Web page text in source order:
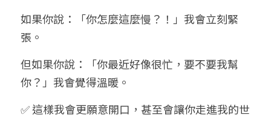
如果你說：「你怎麼這麼慢？！」我會立刻緊
張。
但如果你說：「你最近好像很忙，要不要我幫
你？」我會覺得溫暖。
✅ 這樣我會更願意開口，甚至會讓你走進我的世